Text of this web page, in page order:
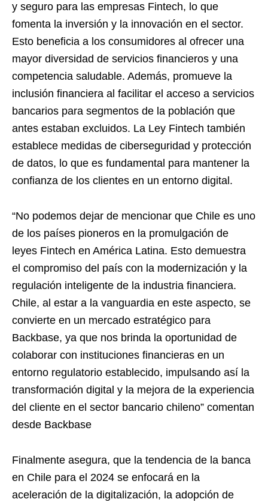
y seguro para las empresas Fintech, lo que
fomenta la inversión y la innovación en el sector.
Esto beneficia a los consumidores al ofrecer una
mayor diversidad de servicios financieros y una
competencia saludable. Además, promueve la
inclusión financiera al facilitar el acceso a servicios
bancarios para segmentos de la población que
antes estaban excluidos. La Ley Fintech también
establece medidas de ciberseguridad y protección
de datos, lo que es fundamental para mantener la
confianza de los clientes en un entorno digital.
“No podemos dejar de mencionar que Chile es uno
de los países pioneros en la promulgación de
leyes Fintech en América Latina. Esto demuestra
el compromiso del país con la modernización y la
regulación inteligente de la industria financiera.
Chile, al estar a la vanguardia en este aspecto, se
convierte en un mercado estratégico para
Backbase, ya que nos brinda la oportunidad de
colaborar con instituciones financieras en un
entorno regulatorio establecido, impulsando así la
transformación digital y la mejora de la experiencia
del cliente en el sector bancario chileno” comentan
desde Backbase
Finalmente asegura, que la tendencia de la banca
en Chile para el 2024 se enfocará en la
aceleración de la digitalización, la adopción de